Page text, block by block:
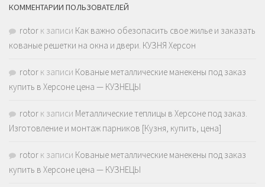
КОММЕНТАРИИ ПОЛЬЗОВАТЕЛЕЙ
rotor к записи Как важно обезопасить свое жилье и заказать
кованые решетки на окна и двери. КУЗНЯ Херсон
rotor к записи Кованые металлические манекены под заказ
купить в Херсоне цена — КУЗНЕЦЫ
rotor к записи Металлические теплицы в Херсоне под заказ.
Изготовление и монтаж парников [Кузня, купить, цена]
rotor к записи Кованые металлические манекены под заказ
купить в Херсоне цена — КУЗНЕЦЫ